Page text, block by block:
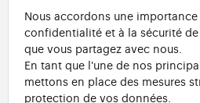
Nous accordons une
confidentialité et à la sécurité
que vous partagez avec nous.
En tant que l'une de nos
mettons en place des mesures
protection de vos données.